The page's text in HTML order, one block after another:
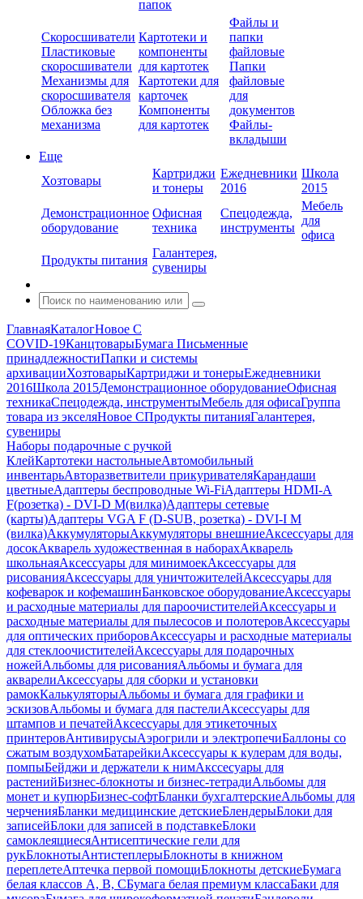
папок
Скоросшиватели
Пластиковые
скоросшиватели
Механизмы для
скоросшивателя
Обложка без
механизма
Картотеки и
компоненты
для картотек
Картотеки для
карточек
Компоненты
для картотек
Файлы и
папки
файловые
Папки
файловые
для
документов
Файлы-
вкладыши
Еще
Хозтовары
Картриджи
и тонеры
Ежедневники
2016
Школа
2015
Демонстрационное
оборудование
Офисная
техника
Спецодежда,
инструменты
Мебель
для
офиса
Продукты питания
Галантерея,
сувениры
ГлавнаяКаталогНовое С
COVID-19КанцтоварыБумага Письменные
принадлежностиПапки и системы
архивацииХозтоварыКартриджи и тонерыЕжедневники
2016Школа 2015Демонстрационное оборудованиеОфисная
техникаСпецодежда, инструментыМебель для офисаГруппа
товара из экселяНовое СПродукты питанияГалантерея,
сувениры
Наборы подарочные с ручкой
КлейКартотеки настольныеАвтомобильный
инвентарьАвторазветвители прикуривателяКарандаши
цветныеАдаптеры беспроводные Wi-FiАдаптеры HDMI-A
F(розетка) - DVI-D M(вилка)Адаптеры сетевые
(карты)Адаптеры VGA F (D-SUB, розетка) - DVI-I M
(вилка)АккумуляторыАккумуляторы внешниеАксессуары для
досокАкварель художественная в наборахАкварель
школьнаяАксессуары для минимоекАксессуары для
рисованияАксессуары для уничтожителейАксессуары для
кофеварок и кофемашинБанковское оборудованиеАксессуары
и расходные материалы для пароочистителейАксессуары и
расходные материалы для пылесосов и полотеровАксессуары
для оптических приборовАксессуары и расходные материалы
для стеклоочистителейАксессуары для подарочных
ножейАльбомы для рисованияАльбомы и бумага для
акварелиАксессуары для сборки и установки
рамокКалькуляторыАльбомы и бумага для графики и
эскизовАльбомы и бумага для пастелиАксессуары для
штампов и печатейАксессуары для этикеточных
принтеровАнтивирусыАэрогрили и электропечиБаллоны со
сжатым воздухомБатарейкиАксессуары к кулерам для воды,
помпыБейджи и держатели к нимАкссесуары для
растенийБизнес-блокноты и бизнес-тетрадиАльбомы для
монет и купюрБизнес-софтБланки бухгалтерскиеАльбомы для
черченияБланки медицинские детскиеБлендерыБлоки для
записейБлоки для записей в подставкеБлоки
самоклеящиесяАнтисептические гели для
рукБлокнотыАнтистеплерыБлокноты в книжном
переплетеАптечка первой помощиБлокноты детскиеБумага
белая классов А, В, СБумага белая премиум классаБаки для